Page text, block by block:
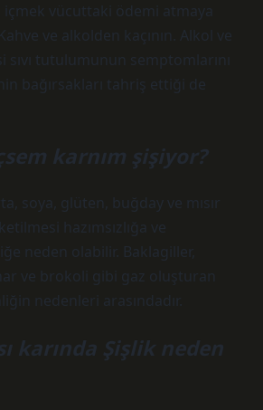
içmek vücuttaki ödemi atmaya
ve alkolden kaçının. Alkol ve
sıvı tutulumunun semptomlarını
bağırsakları tahriş ettiği de
karnım şişiyor?
soya, glüten, buğday ve mısır
hazımsızlığa ve
neden olabilir. Baklagiller,
ve brokoli gibi gaz oluşturan
nedenleri arasındadır.
karında Şişlik neden